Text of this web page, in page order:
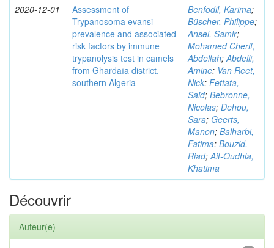
2020-12-01
Assessment of
Trypanosoma evansi
prevalence and associated
risk factors by immune
trypanolysis test in camels
from Ghardaïa district,
southern Algeria
Benfodil, Karima;
Büscher, Philippe;
Ansel, Samir;
Mohamed Cherif,
Abdellah;Abdelli,
Amine; Van Reet,
Nick; Fettata,
Said; Bebronne,
Nicolas; Dehou,
Sara; Geerts,
Manon; Balharbi,
Fatima; Bouzid,
Riad;Ait-Oudhia,
Khatima
Découvrir
Auteur(e)